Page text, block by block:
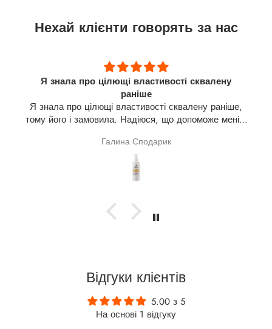
Нехай клієнти говорять за нас
Я знала про цілющі властивості сквалену
раніше
Я знала про цілющі властивості сквалену раніше,
тому його і замовила. Надіюся, що допоможе мені в
результат говорити зарано.
Галина Сподарик
Відгуки клієнтів
5.00 з 5
На основі 1 відгуку